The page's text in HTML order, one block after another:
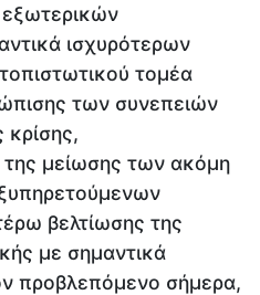
εξωτερικών
ισχυρότερων
τομέα
των συνεπειών
κρίσης,
μείωσης των ακόμη
βελτίωσης της
με σημαντικά
προβλεπόμενο σήμερα,